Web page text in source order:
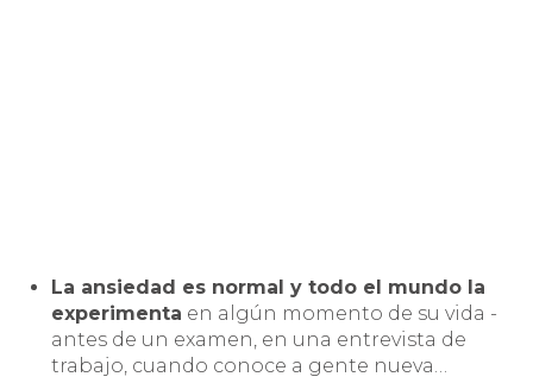
La ansiedad es normal y todo el mundo la
experimenta en algún momento de su vida -
antes de un examen, en una entrevista de
trabajo, cuando conoce a gente nueva…